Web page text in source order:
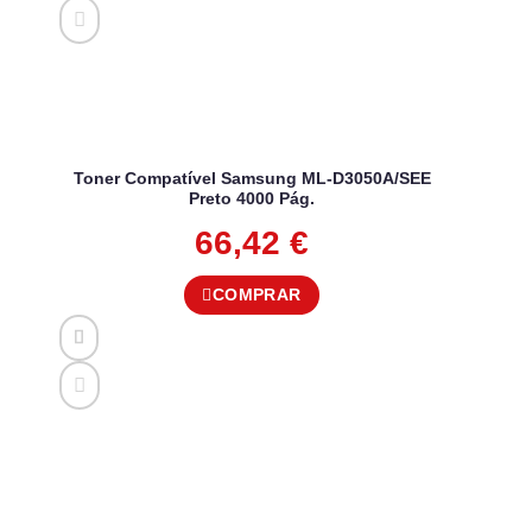
Toner Compatível Samsung ML-D3050A/SEE
Preto 4000 Pág.
66,42 €
COMPRAR